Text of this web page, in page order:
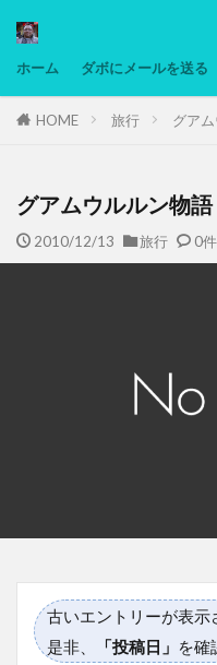
ホーム ダボにメールを送る
HOME 旅行 グア
グアムウルルン物
2010/12/13 旅行 0件
古いエントリーが表示
是非、
「投稿日」 を確
タグ
マレーシア動画
備忘録
動画